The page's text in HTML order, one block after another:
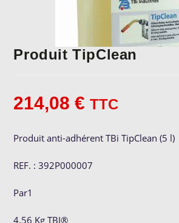
Produit TipClean
214,08€ TTC
Produit anti-adhérent TBi TipClean (5 l)
REF. : 392P000007
Par1
4,56 Kg TBI®